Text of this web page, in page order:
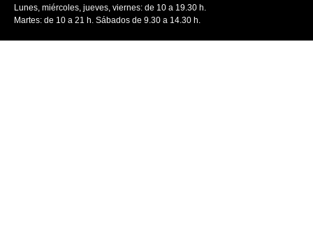
Lunes, miércoles, jueves, viernes: de 10 a 19.30 h.
Martes: de 10 a 21 h. Sábados de 9.30 a 14.30 h.